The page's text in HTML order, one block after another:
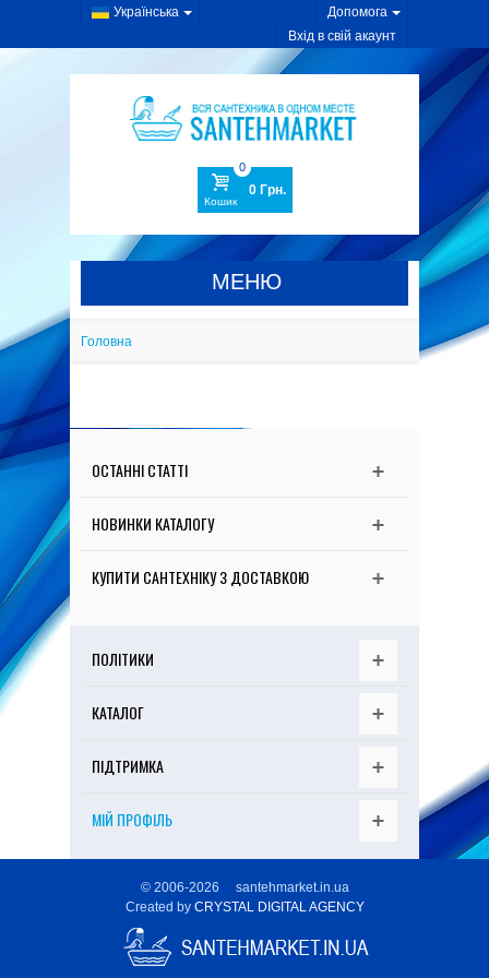
Допомога
Українська
Вхід в свій акаунт
Кошик
0
0 Грн.
МЕНЮ
ГАЛЕРЕЇ
ВІДЕО
КОНТАКТИ
Головна
ОСТАННІ СТАТТІ
НОВИНКИ КАТАЛОГУ
КУПИТИ САНТЕХНІКУ З ДОСТАВКОЮ
ПОЛІТИКИ
КАТАЛОГ
ПІДТРИМКА
МІЙ ПРОФІЛЬ
© 2006-2026 santehmarket.in.ua
Created by CRYSTAL DIGITAL AGENCY